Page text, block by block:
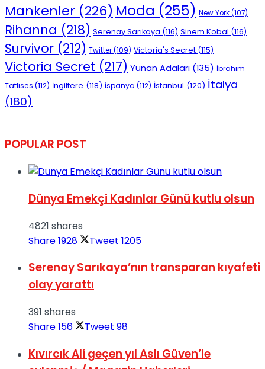
Mankenler (226) Moda (255) New York(107)
Rihanna (218) Serenay Sarıkaya (116) Sinem Kobal (116)
Survivor (212) Twitter(109) Victoria's Secret (115)
Victoria Secret (217) Yunan Adaları (135) İbrahim
Tatlıses (112) İngiltere (118) İspanya (112) İstanbul (120) İtalya
(180)
POPULAR POST
Dünya Emekçi Kadınlar Günü kutlu olsun
4821 shares
Share1928 Tweet 1205
Serenay Sarıkaya’nın transparan kıyafeti
olay yarattı
391 shares
Share156 Tweet 98
Kıvırcık Ali geçen yıl Aslı Güven’le